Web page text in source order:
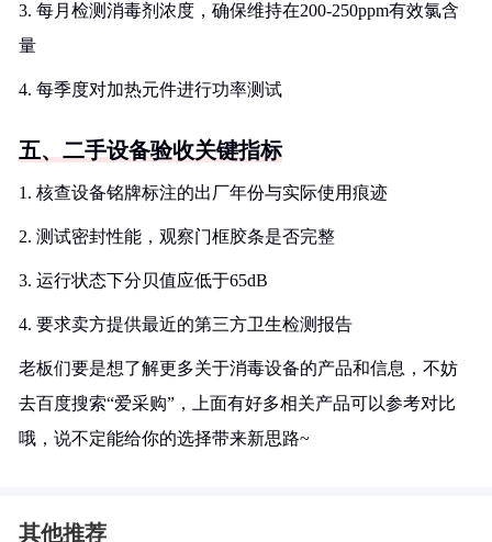
3. 每月检测消毒剂浓度，确保维持在200-250ppm有效氯含
量
4. 每季度对加热元件进行功率测试
五、二手设备验收关键指标
1. 核查设备铭牌标注的出厂年份与实际使用痕迹
2. 测试密封性能，观察门框胶条是否完整
3. 运行状态下分贝值应低于65dB
4. 要求卖方提供最近的第三方卫生检测报告
老板们要是想了解更多关于消毒设备的产品和信息，不妨
去百度搜索“爱采购”，上面有好多相关产品可以参考对比
哦，说不定能给你的选择带来新思路~
其他推荐